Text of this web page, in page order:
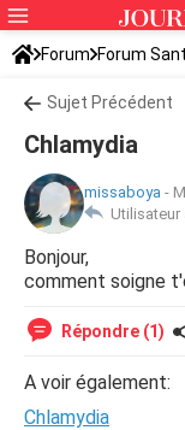
Forum Forum
Sujet Précédent
Chlamydia
missaboya -
Utilisateur
Bonjour,
comment soigne
Répondre (1)
A voir également:
Chlamydia